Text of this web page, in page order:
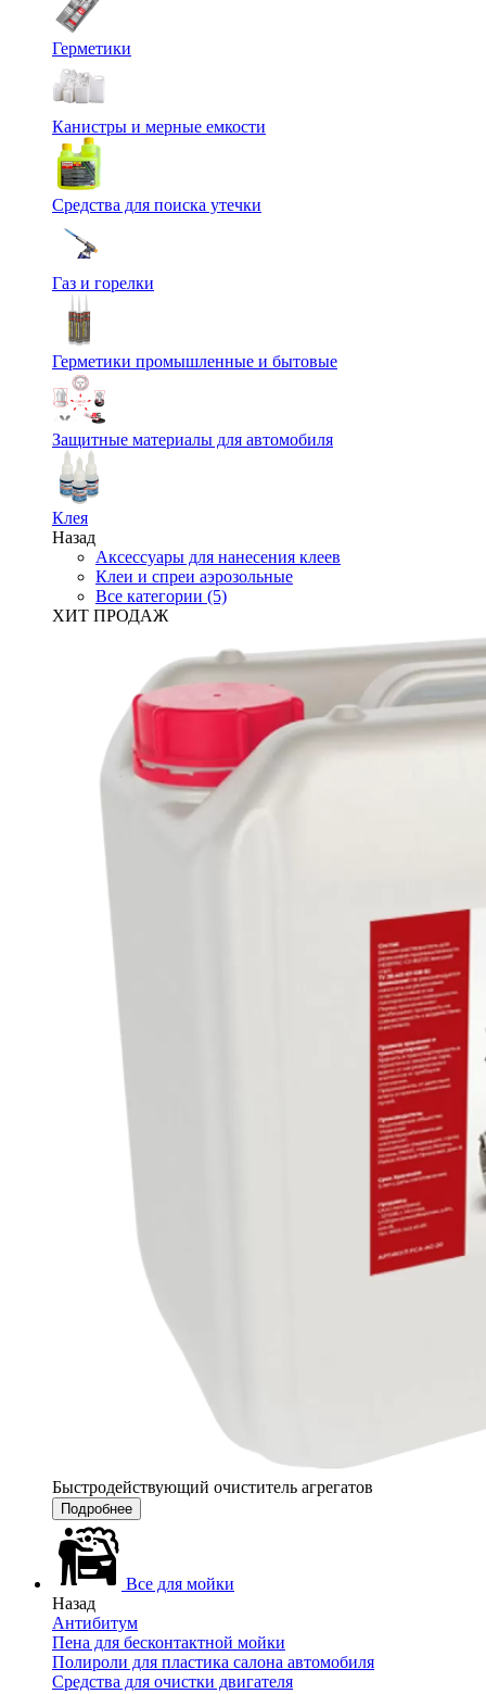
Герметики
Канистры и мерные емкости
Средства для поиска утечки
Газ и горелки
Герметики промышленные и бытовые
Защитные материалы для автомобиля
Клея
Назад
Аксессуары для нанесения клеев
Клеи и спреи аэрозольные
Все категории (5)
ХИТ ПРОДАЖ
Быстродействующий очиститель агрегатов
Подробнее
Все для мойки
Назад
Антибитум
Пена для бесконтактной мойки
Полироли для пластика салона автомобиля
Средства для очистки двигателя